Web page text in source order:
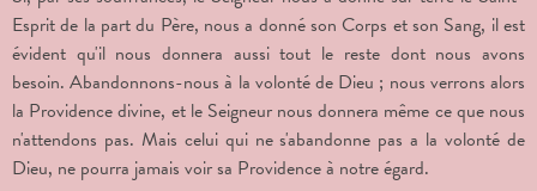
Esprit de la part du Père, nous a donné son Corps et son Sang, il est
évident qu'il nous donnera aussi tout le reste dont nous avons
besoin. Abandonnons-nous à la volonté de Dieu ; nous verrons alors
la Providence divine, et le Seigneur nous donnera même ce que nous
n'attendons pas. Mais celui qui ne s'abandonne pas a la volonté de
Dieu, ne pourra jamais voir sa Providence à notre égard.